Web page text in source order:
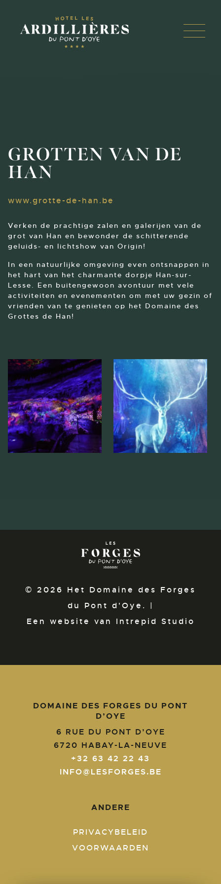
Menu
GROTTEN VAN DE
HAN
www.grotte-de-han.be
Verken de prachtige zalen en galerijen van de
grot van Han en bewonder de schitterende
geluids- en lichtshow van Origin!
In een natuurlijke omgeving even ontsnappen in
het hart van het charmante dorpje Han-sur-
Lesse. Een buitengewoon avontuur met vele
activiteiten en evenementen om met uw gezin of
vrienden van te genieten op het Domaine des
Grottes de Han!
© 2026 Het Domaine des Forges
du Pont d'Oye. |
Een website van Intrepid Studio
DOMAINE DES FORGES DU PONT
D’OYE
6 RUE DU PONT D’OYE
6720 HABAY-LA-NEUVE
+32 63 42 22 43
INFO@LESFORGES.BE
ANDERE
PRIVACYBELEID
VOORWAARDEN